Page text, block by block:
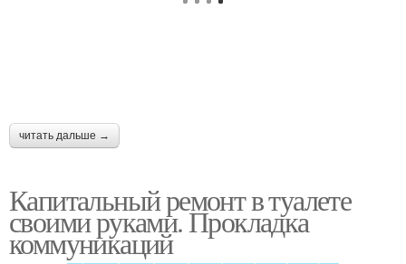
читать дальше →
Капитальный ремонт в туалете
своими руками. Прокладка
коммуникаций